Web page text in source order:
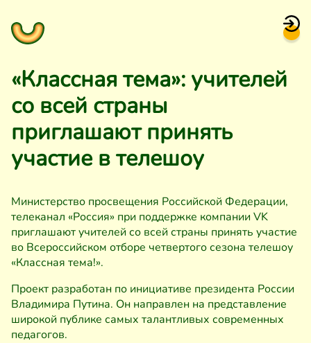
«Классная тема»: учителей
со всей страны
приглашают принять
участие в телешоу
Министерство просвещения Российской Федерации,
телеканал «Россия» при поддержке компании VK
приглашают учителей со всей страны принять участие
во Всероссийском отборе четвертого сезона телешоу
«Классная тема!».
Проект разработан по инициативе президента России
Владимира Путина. Он направлен на представление
широкой публике самых талантливых современных
педагогов.